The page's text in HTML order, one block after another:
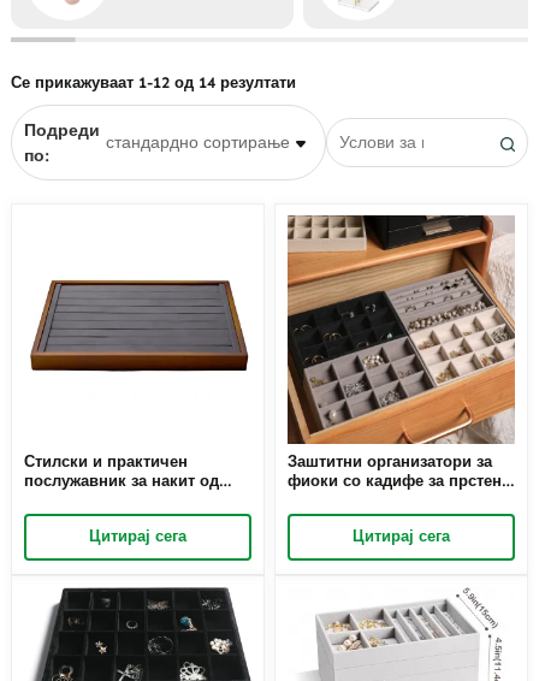
Се прикажуваат 1-12 од 14 резултати
Подреди
по:
Стилски и практичен
послужавник за накит од
Организирајте со елеганција
Цитирај сега
Заштитни организатори за
фиоки со кадифе за прстени
решенија за складирање за
трговците на накит на кои
им е потребна висока
Цитирај сега